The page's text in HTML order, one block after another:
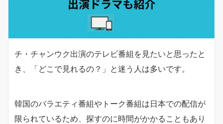
チ・チャンウク出演のテレビ番組を見たいと思ったと
き、「どこで見れるの？」と迷う人は多いです。
韓国のバラエティ番組やトーク番組は日本での配信が
限られているため、探すのに時間がかかることもあり